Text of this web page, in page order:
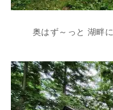
奥はず～っと 湖畔